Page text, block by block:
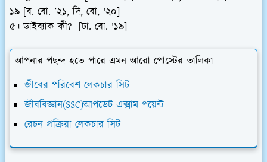
১৯ [ব. বো. ’২১, দি, বো, '২০]
৫। ডাইব্যাক কী? [ঢা. বো. '১৯]
আপনার পছন্দ হতে পারে এমন আরো পোস্টের তালিকা
জীবের পরিবেশ লেকচার সিট
জীববিজ্ঞান(SSC)আপডেট এক্সাম পয়েন্ট
রেচন প্রক্রিয়া লেকচার সিট